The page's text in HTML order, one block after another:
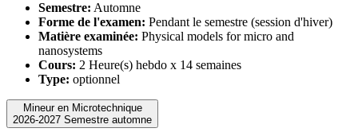
Semestre: Automne
Forme de l'examen: Pendant le semestre (session d'hiver)
Matière examinée: Physical models for micro and
nanosystems
Cours: 2 Heure(s) hebdo x 14 semaines
Type: optionnel
Mineur en Microtechnique
2026-2027 Semestre automne